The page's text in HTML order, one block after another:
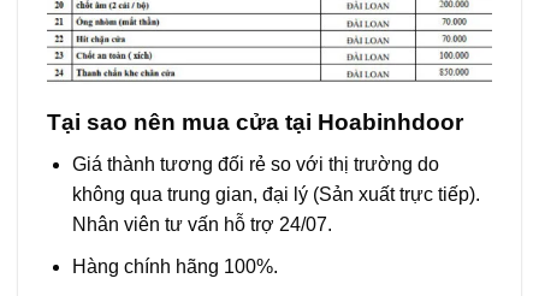
Tại sao nên mua cửa tại Hoabinhdoor
Giá thành tương đối rẻ so với thị trường do
không qua trung gian, đại lý (Sản xuất trực tiếp).
Nhân viên tư vấn hỗ trợ 24/07.
Hàng chính hãng 100%.